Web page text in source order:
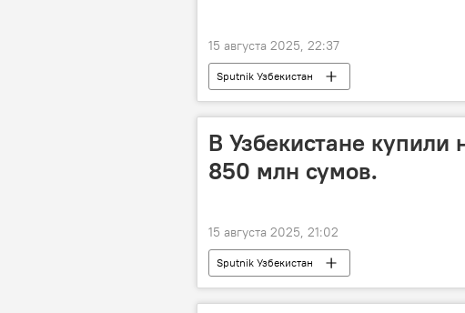
15 августа 2025, 22:37
Sputnik Узбекистан
В Узбекистане купили
850 млн сумов.
15 августа 2025, 21:02
Sputnik Узбекистан